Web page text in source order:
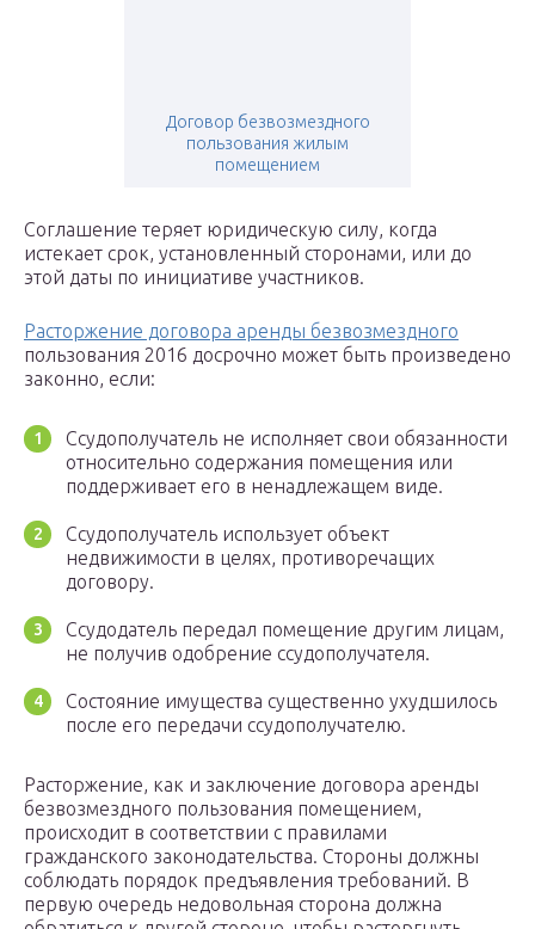
Договор безвозмездного
пользования жилым
помещением
Соглашение теряет юридическую силу, когда
истекает срок, установленный сторонами, или до
этой даты по инициативе участников.
Расторжение договора аренды безвозмездного
пользования 2016 досрочно может быть произведено
законно, если:
Ссудополучатель не исполняет свои обязанности
относительно содержания помещения или
поддерживает его в ненадлежащем виде.
Ссудополучатель использует объект
недвижимости в целях, противоречащих
договору.
Ссудодатель передал помещение другим лицам,
не получив одобрение ссудополучателя.
Состояние имущества существенно ухудшилось
после его передачи ссудополучателю.
Расторжение, как и заключение договора аренды
безвозмездного пользования помещением,
происходит в соответствии с правилами
гражданского законодательства. Стороны должны
соблюдать порядок предъявления требований. В
первую очередь недовольная сторона должна